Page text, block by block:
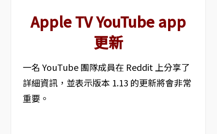
Apple TV YouTube app
更新
一名 YouTube 團隊成員在 Reddit 上分享了
詳細資訊，並表示版本 1.13 的更新將會非常
重要。